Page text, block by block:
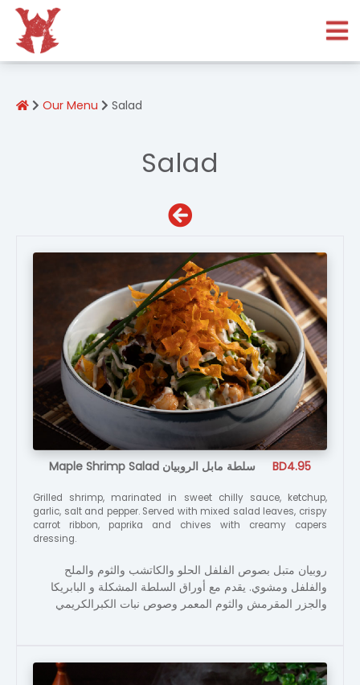
Our Menu Salad
Salad
Maple Shrimp Salad سلطة مابل الروبيان BD4.95
Grilled shrimp, marinated in sweet chilly sauce, ketchup,
garlic, salt and pepper. Served with mixed salad leaves, crispy
carrot ribbon, paprika and chives with creamy capers
dressing.
روبيان متبل بصوص الفلفل الحلو والكاتشب والثوم والملح
والفلفل ومشوي. يقدم مع أوراق السلطة المشكلة و البابريكا
والجزر المقرمش والثوم المعمر وصوص نبات الكبرالكريمي